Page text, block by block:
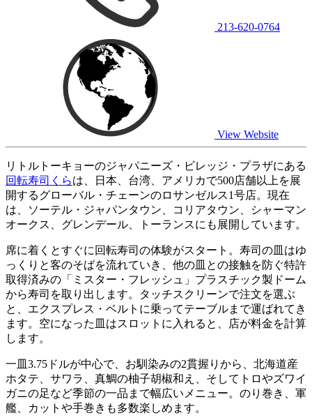
213-620-0764
View Website
リトルトーキョーのジャパニーズ・ビレッジ・プラザにある
回転寿司くらは、日本、台湾、アメリカで500店舗以上を展
開するグローバル・チェーンのロサンゼルス1号店。現在
は、ソーテル・ジャパンタウン、コリアタウン、シャーマン
オークス、グレンデール、トーランスにも展開しています。
席に着くとすぐに回転寿司の体験がスタート。寿司の皿はゆ
っくりと客のそばを流れていき、他の皿との接触を防ぐ特許
取得済みの「ミスター・フレッシュ」プラスチック製ドーム
から寿司を取り出します。タッチスクリーンで注文を選ぶ
と、エクスプレス・ベルトに乗ってテーブルまで運ばれてき
ます。空になった皿はスロットに入れると、店が料金を計算
します。
一皿3.75ドルが中心で、お馴染みの2貫握りから、北海道産
ホタテ、サワラ、真鯛の柚子胡椒和え、そしてトロやズワイ
ガニの足など季節の一品まで幅広いメニュー。のり巻き、軍
艦、カットや手巻きも多数楽しめます。